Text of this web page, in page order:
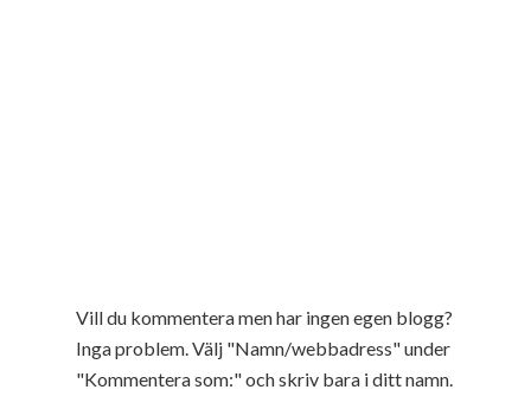
Vill du kommentera men har ingen egen blogg?
Inga problem. Välj "Namn/webbadress" under
"Kommentera som:" och skriv bara i ditt namn.